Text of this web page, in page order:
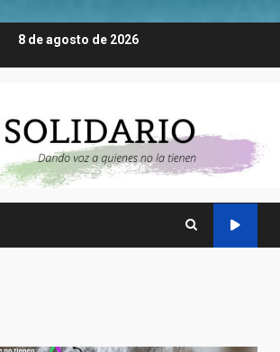
8 de agosto de 2026